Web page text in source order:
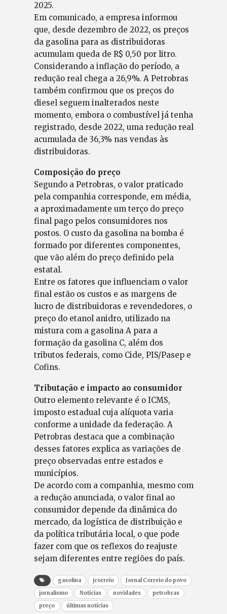
2025.
Em comunicado, a empresa informou
que, desde dezembro de 2022, os preços
da gasolina para as distribuidoras
acumulam queda de R$ 0,50 por litro.
Considerando a inflação do período, a
redução real chega a 26,9%. A Petrobras
também confirmou que os preços do
diesel seguem inalterados neste
momento, embora o combustível já tenha
registrado, desde 2022, uma redução real
acumulada de 36,3% nas vendas às
distribuidoras.
Composição do preço
Segundo a Petrobras, o valor praticado
pela companhia corresponde, em média,
a aproximadamente um terço do preço
final pago pelos consumidores nos
postos. O custo da gasolina na bomba é
formado por diferentes componentes,
que vão além do preço definido pela
estatal.
Entre os fatores que influenciam o valor
final estão os custos e as margens de
lucro de distribuidoras e revendedores, o
preço do etanol anidro, utilizado na
mistura com a gasolina A para a
formação da gasolina C, além dos
tributos federais, como Cide, PIS/Pasep e
Cofins.
Tributação e impacto ao consumidor
Outro elemento relevante é o ICMS,
imposto estadual cuja alíquota varia
conforme a unidade da federação. A
Petrobras destaca que a combinação
desses fatores explica as variações de
preço observadas entre estados e
municípios.
De acordo com a companhia, mesmo com
a redução anunciada, o valor final ao
consumidor depende da dinâmica do
mercado, da logística de distribuição e
da política tributária local, o que pode
fazer com que os reflexos do reajuste
sejam diferentes entre regiões do país.
gasolina jcorreio
Jornal Correio do povo
jornalismo
Notícias novidades
petrobras
preço
últimas notícias